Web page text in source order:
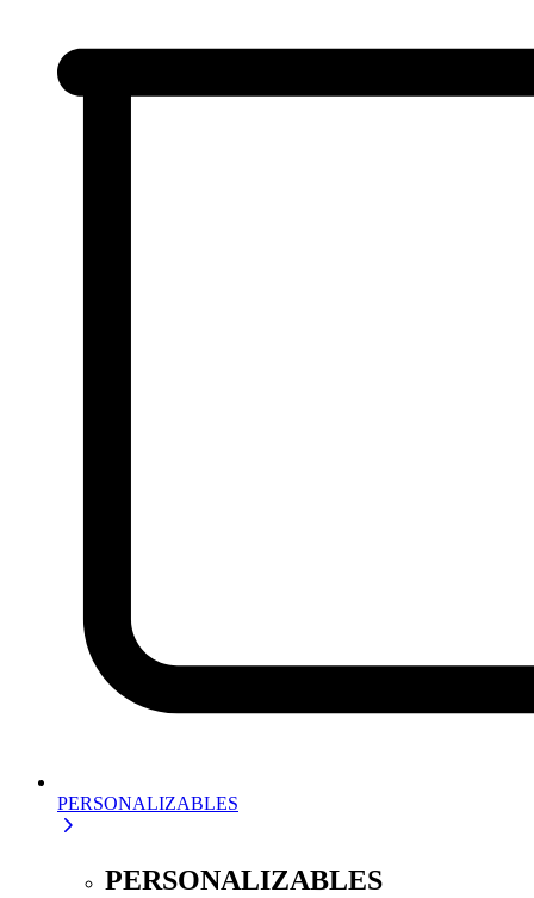
PERSONALIZABLES
PERSONALIZABLES